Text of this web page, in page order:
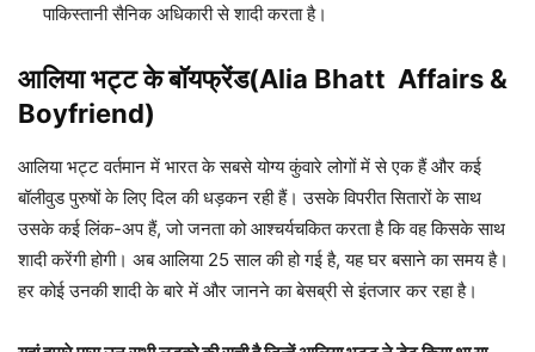
पाकिस्तानी सैनिक अधिकारी से शादी करता है।
आलिया भट्ट के बॉयफ्रेंड(Alia Bhatt Affairs &
Boyfriend)
आलिया भट्ट वर्तमान में भारत के सबसे योग्य कुंवारे लोगों में से एक हैं और कई
बॉलीवुड पुरुषों के लिए दिल की धड़कन रही हैं। उसके विपरीत सितारों के साथ
उसके कई लिंक-अप हैं, जो जनता को आश्चर्यचकित करता है कि वह किसके साथ
शादी करेंगी होगी। अब आलिया 25 साल की हो गई है, यह घर बसाने का समय है।
हर कोई उनकी शादी के बारे में और जानने का बेसब्री से इंतजार कर रहा है।